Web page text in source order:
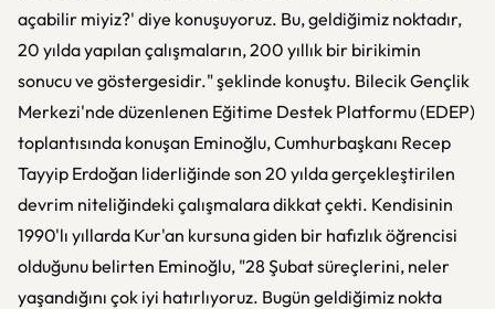
açabilir miyiz?' diye konuşuyoruz. Bu, geldiğimiz noktadır,
20 yılda yapılan çalışmaların, 200 yıllık bir birikimin
sonucu ve göstergesidir." şeklinde konuştu. Bilecik Gençlik
Merkezi'nde düzenlenen Eğitime Destek Platformu (EDEP)
toplantısında konuşan Eminoğlu, Cumhurbaşkanı Recep
Tayyip Erdoğan liderliğinde son 20 yılda gerçekleştirilen
devrim niteliğindeki çalışmalara dikkat çekti. Kendisinin
1990'lı yıllarda Kur'an kursuna giden bir hafızlık öğrencisi
olduğunu belirten Eminoğlu, "28 Şubat süreçlerini, neler
yaşandığını çok iyi hatırlıyoruz. Bugün geldiğimiz nokta